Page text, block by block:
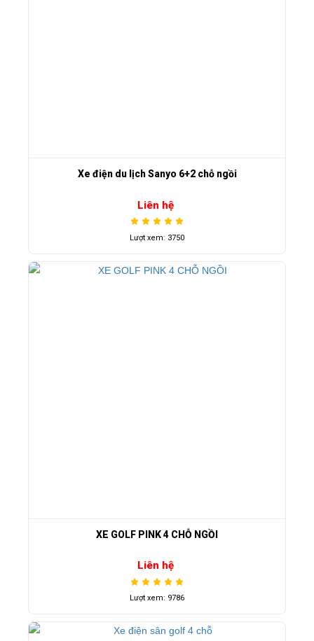
Xe điện du lịch Sanyo 6+2 chỗ ngồi
Liên hệ
Lượt xem: 3750
XE GOLF PINK 4 CHỖ NGỒI
Liên hệ
Lượt xem: 9786